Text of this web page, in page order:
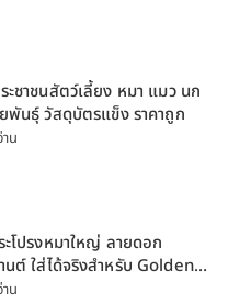
ะชาชนสัตว์เลี้ยง หมา แมว นก
พันธุ์ วัสดุบัตรแข็ง ราคาถูก
น
ะโปรงหมาใหญ่ ลายดอก
นต์ ใส่ได้จริงสำหรับ Golden
Labrador [อัปเดต 2026]
น